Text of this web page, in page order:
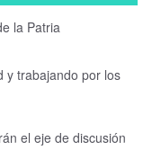
la Patria
y trabajando por los
el eje de discusión